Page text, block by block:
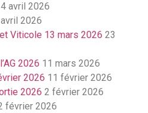
avril 2026
2026
Viticole 13 mars 2026 23
2026 11 mars 2026
2026 11 février 2026
2026 2 février 2026
février 2026